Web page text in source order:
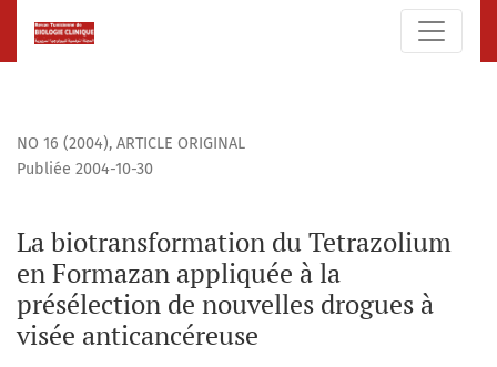
La biotransformation du Tetrazolium en Formazan
NO 16 (2004), ARTICLE ORIGINAL
La biotransformation du Tetrazolium
en Formazan appliquée à la
présélection de nouvelles drogues à
visée anticancéreuse
Publiée 2004-10-30